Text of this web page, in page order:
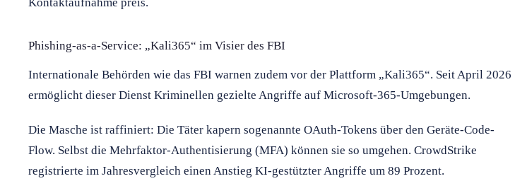
Phishing-as-a-Service: „Kali365“ im Visier des FBI
Internationale Behörden wie das FBI warnen zudem vor der Plattform „Kali365“. Seit April 2026
ermöglicht dieser Dienst Kriminellen gezielte Angriffe auf Microsoft-365-Umgebungen.
Die Masche ist raffiniert: Die Täter kapern sogenannte OAuth-Tokens über den Geräte-Code-
Flow. Selbst die Mehrfaktor-Authentisierung (MFA) können sie so umgehen. CrowdStrike
registrierte im Jahresvergleich einen Anstieg KI-gestützter Angriffe um 89 Prozent.